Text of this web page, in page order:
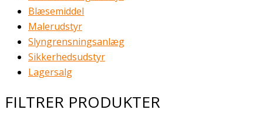
Blæsemiddel
Malerudstyr
Slyngrensningsanlæg
Sikkerhedsudstyr
Lagersalg
FILTRER PRODUKTER